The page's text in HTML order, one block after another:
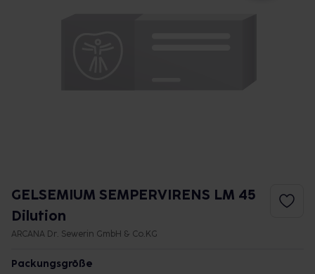
GELSEMIUM SEMPERVIRENS LM 45
Dilution
ARCANA Dr. Sewerin GmbH & Co.KG
Packungsgröße